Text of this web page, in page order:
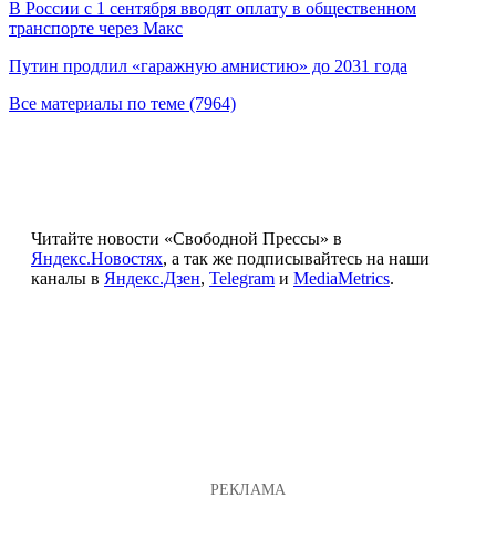
В России с 1 сентября вводят оплату в общественном
транспорте через Макс
Путин продлил «гаражную амнистию» до 2031 года
Все материалы по теме (7964)
Читайте новости «Свободной Прессы» в
Яндекс.Новостях, а так же подписывайтесь на наши
каналы в Яндекс.Дзен, Telegram и MediaMetrics.